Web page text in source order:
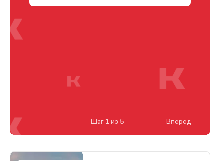
Шаг 1 из 5 Вперед